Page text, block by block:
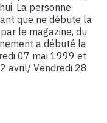
La personne
que ne débute la
le magazine, du
a débuté la
07 mai 1999 et
avril/ Vendredi 28